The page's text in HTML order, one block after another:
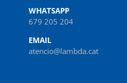
WHATSAPP
679 205 204
EMAIL
atencio@lambda.cat